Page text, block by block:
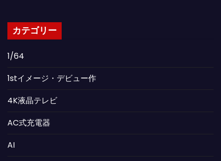
カテゴリー
1/64
1stイメージ・デビュー作
4K液晶テレビ
AC式充電器
AI